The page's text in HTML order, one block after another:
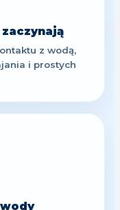
z wodą,
i prostych